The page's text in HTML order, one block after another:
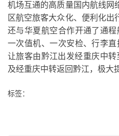
机场互通的高质量国内航线网
区航空旅客大众化、便利化出
还与华夏航空合作开通了通程
一次值机、一次安检、行李直
让旅客由黔江出发经重庆中
及经重庆中转返回黔江，极大
标签：